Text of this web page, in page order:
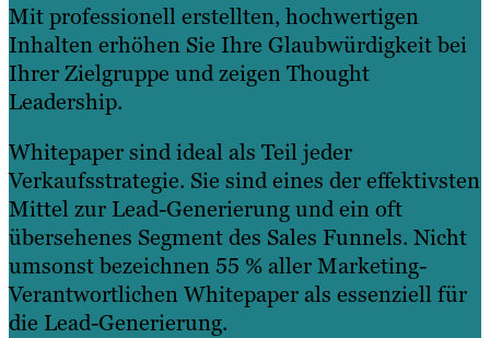
Mit professionell erstellten, hochwertigen
Inhalten erhöhen Sie Ihre Glaubwürdigkeit bei
Ihrer Zielgruppe und zeigen Thought
Leadership.
Whitepaper sind ideal als Teil jeder
Verkaufsstrategie. Sie sind eines der effektivsten
Mittel zur Lead-Generierung und ein oft
übersehenes Segment des Sales Funnels. Nicht
umsonst bezeichnen 55 % aller Marketing-
Verantwortlichen Whitepaper als essenziell für
die Lead-Generierung.